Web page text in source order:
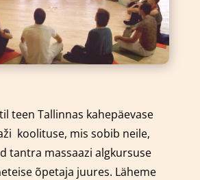
teen Tallinnas kahepäevase
koolituse, mis sobib neile,
tantra massaazi algkursuse
õpetaja juures. Läheme